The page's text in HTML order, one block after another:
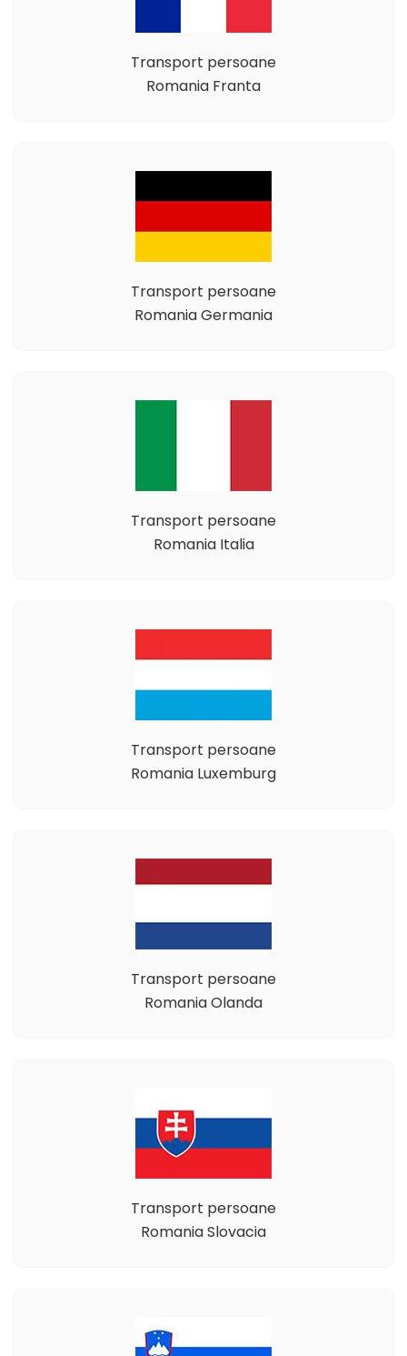
Transport persoane
Romania Franta
Transport persoane
Romania Germania
Transport persoane
Romania Italia
Transport persoane
Romania Luxemburg
Transport persoane
Romania Olanda
Transport persoane
Romania Slovacia